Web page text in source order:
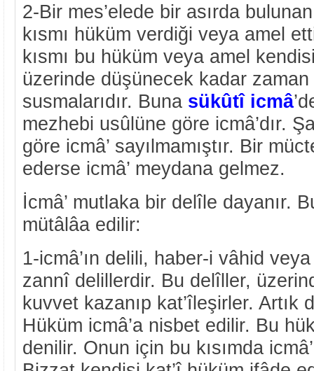
2-Bir mes’elede bir asırda
kısmı hüküm verdiği veya amel
kısmı bu hüküm veya amel
üzerinde düşünecek kadar
susmalarıdır. Buna sükûtî icmâ
mezhebi usûlüne göre icmâ’dır.
göre icmâ’ sayılmamıştır. Bir
ederse icmâ’ meydana gelmez.
İcmâ’ mutlaka bir delîle dayanır.
mütâlâa edilir:
1-icmâ’ın delili, haber-i vâhid
zannî delillerdir. Bu delîller,
kuvvet kazanıp kat’îleşirler. Artık
Hüküm icmâ’a nisbet edilir. Bu
denilir. Onun için bu kısımda